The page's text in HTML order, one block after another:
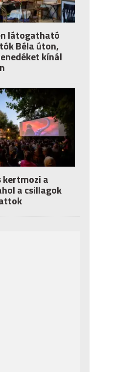
látogatható
Béla úton,
kínál
a
a csillagok